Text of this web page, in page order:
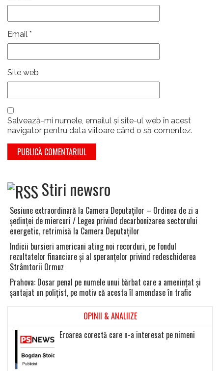
Email *
Site web
Salvează-mi numele, emailul și site-ul web în acest
navigator pentru data viitoare când o să comentez.
Stiri newsro
Sesiune extraordinară la Camera Deputaţilor – Ordinea de zi a
şedinţei de miercuri / Legea privind decarbonizarea sectorului
energetic, retrimisă la Camera Deputaţilor
Indicii bursieri americani ating noi recorduri, pe fondul
rezultatelor financiare şi al speranţelor privind redeschiderea
Strâmtorii Ormuz
Prahova: Dosar penal pe numele unui bărbat care a ameninţat şi
şantajat un poliţist, pe motiv că acesta îl amendase în trafic
OPINII & ANALIIZE
Eroarea corectă care n-a interesat pe nimeni